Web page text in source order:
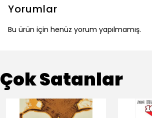
Yorumlar
Bu ürün için henüz yorum yapılmamış.
Çok Satanlar